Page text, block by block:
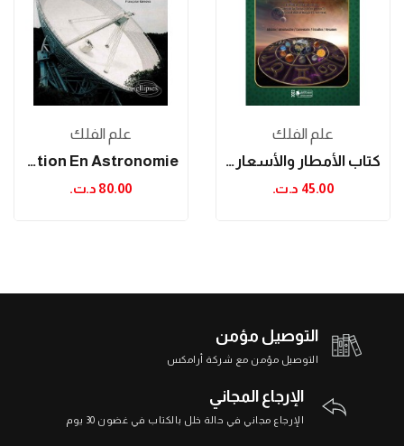
علم الفلك
L'observation En Astronomie
80.00 د.ت.‏
علم الفلك
كتاب الأمطار والأسعار للإمام المحقق أبي عبد...
45.00 د.ت.‏
التوصيل مؤمن
التوصيل مؤمن مع شركة أرامكس
الإرجاع المجاني
الإرجاع مجاني في حالة خلل بالكتاب في غضون 30 يوم